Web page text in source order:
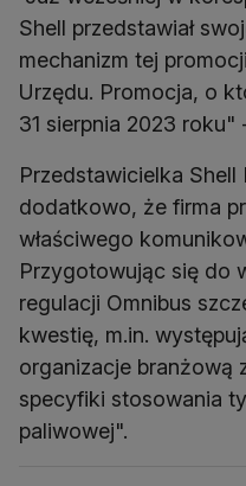
Shell przedstawiał
mechanizm tej
Urzędu. Promocja, o
31 sierpnia 2023 roku"
Przedstawicielka Shell
dodatkowo, że firma
właściwego
Przygotowując się do
regulacji Omnibus
kwestię, m.in.
organizacje branżową
specyfiki stosowania
paliwowej".